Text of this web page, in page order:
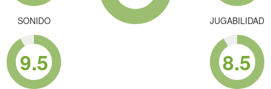
SONIDO
9.5
JUGABILIDAD
8.5